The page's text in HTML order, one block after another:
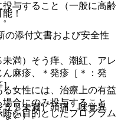
与すること（一般に高齢
。
女性には、治療上の有益
合にのみ投与すること
ない）。
満）そう痒、潮紅、アレ
麻疹、＊発疹［＊：発
。
％未満）頭痛、味覚異
能！
添付文書および安全性
を目的としたプログラム